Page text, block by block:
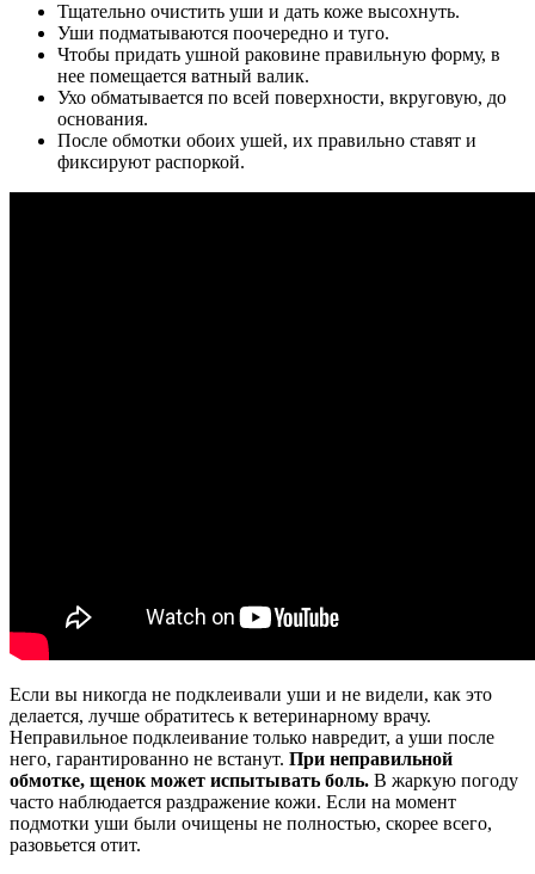
Тщательно очистить уши и дать коже высохнуть.
Уши подматываются поочередно и туго.
Чтобы придать ушной раковине правильную форму, в
нее помещается ватный валик.
Ухо обматывается по всей поверхности, вкруговую, до
основания.
После обмотки обоих ушей, их правильно ставят и
фиксируют распоркой.
Если вы никогда не подклеивали уши и не видели, как это
делается, лучше обратитесь к ветеринарному врачу.
Неправильное подклеивание только навредит, а уши после
него, гарантированно не встанут. При неправильной
обмотке, щенок может испытывать боль. В жаркую погоду
часто наблюдается раздражение кожи. Если на момент
подмотки уши были очищены не полностью, скорее всего,
разовьется отит.